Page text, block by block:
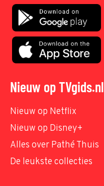
Nieuw op TVgids.nl
Nieuw op Netflix
Nieuw op Disney+
Alles over Pathé Thuis
De leukste collecties